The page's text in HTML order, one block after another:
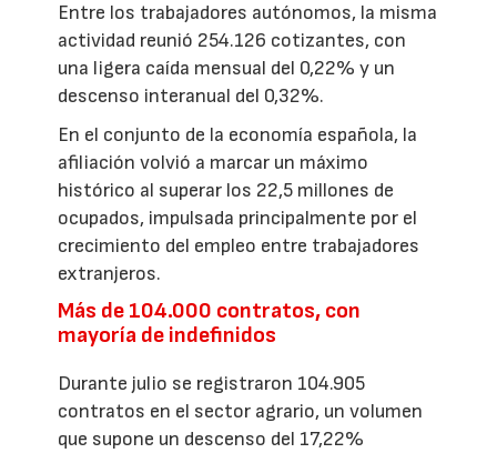
Entre los trabajadores autónomos, la misma
actividad reunió 254.126 cotizantes, con
una ligera caída mensual del 0,22% y un
descenso interanual del 0,32%.
En el conjunto de la economía española, la
afiliación volvió a marcar un máximo
histórico al superar los 22,5 millones de
ocupados, impulsada principalmente por el
crecimiento del empleo entre trabajadores
extranjeros.
Más de 104.000 contratos, con
mayoría de indefinidos
Durante julio se registraron 104.905
contratos en el sector agrario, un volumen
que supone un descenso del 17,22%